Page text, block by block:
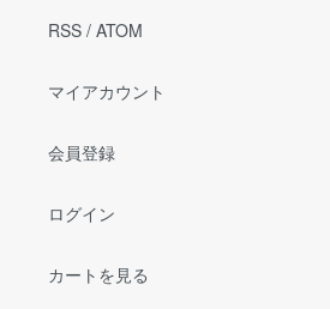
RSS / ATOM
マイアカウント
会員登録
ログイン
カートを見る